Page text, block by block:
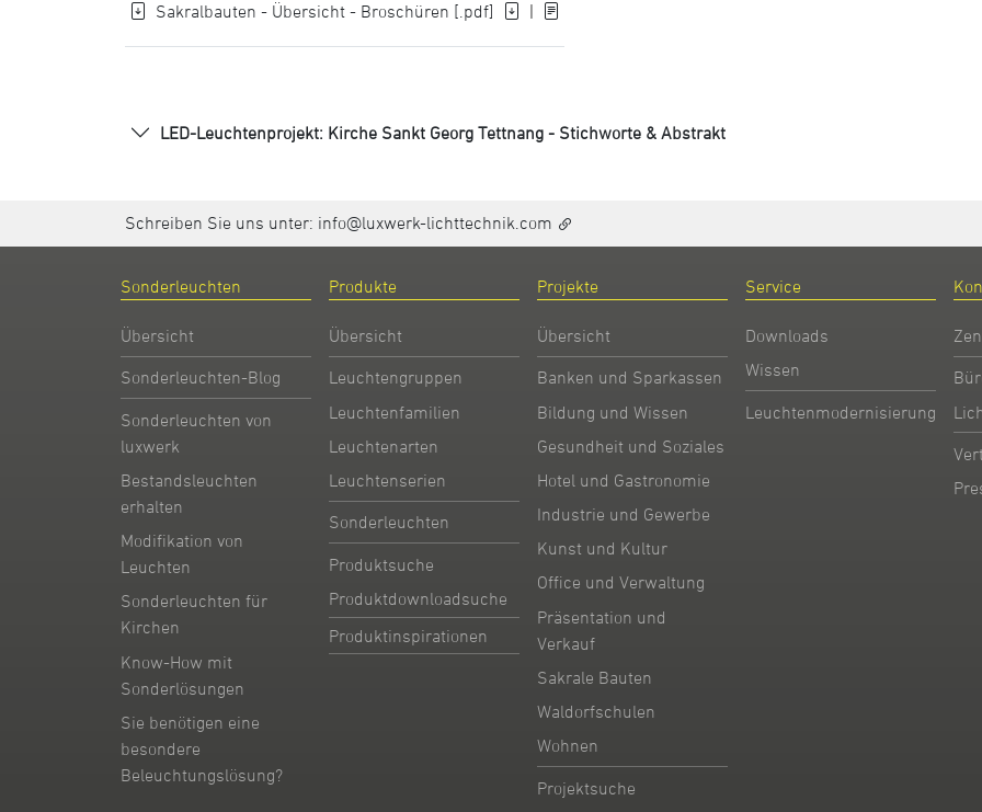
Sakralbauten - Übersicht - Broschüren [.pdf] |
LED-Leuchtenprojekt: Kirche Sankt Georg Tettnang - Stichworte & Abstrakt
Schreiben Sie uns unter: info@luxwerk-lichttechnik.com
Sonderleuchten
Übersicht
Sonderleuchten-Blog
Sonderleuchten von
luxwerk
Bestandsleuchten
erhalten
Modifikation von
Leuchten
Sonderleuchten für
Kirchen
Know-How mit
Sonderlösungen
Sie benötigen eine
besondere
Beleuchtungslösung?
Produkte
Übersicht
Leuchtengruppen
Leuchtenfamilien
Leuchtenarten
Leuchtenserien
Sonderleuchten
Produktsuche
Produktdownloadsuche
Produktinspirationen
Projekte
Übersicht
Banken und Sparkassen
Bildung und Wissen
Gesundheit und Soziales
Hotel und Gastronomie
Industrie und Gewerbe
Kunst und Kultur
Office und Verwaltung
Präsentation und
Verkauf
Sakrale Bauten
Waldorfschulen
Wohnen
Projektsuche
Service
Downloads
Wissen
Leuchtenmodernisierung